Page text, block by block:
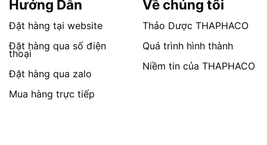
sản
phẩm
sản
phẩm
Hướng Dẫn
Đặt hàng tại website
Đặt hàng qua số điện
thoại
Đặt hàng qua zalo
Mua hàng trực tiếp
Về chúng tôi
Thảo Dược THAPHACO
Quá trình hình thành
Niềm tin của THAPHACO